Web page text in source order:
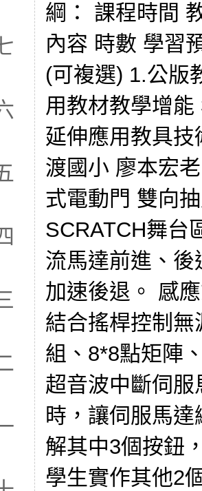
綱： 課程時間
內容 時數 學習
(可複選) 1.公版
用教材教學增
延伸應用教具
渡國小 廖本宏
式電動門 雙向
SCRATCH舞台
流馬達前進、
加速後退。 感
結合搖桿控制
組、8*8點矩陣
超音波中斷伺
時，讓伺服馬
解其中3個按鈕
學生實作其他2